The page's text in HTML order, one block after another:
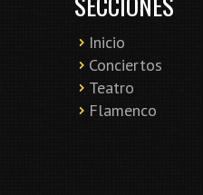
Inicio
Conciertos
Teatro
Flamenco